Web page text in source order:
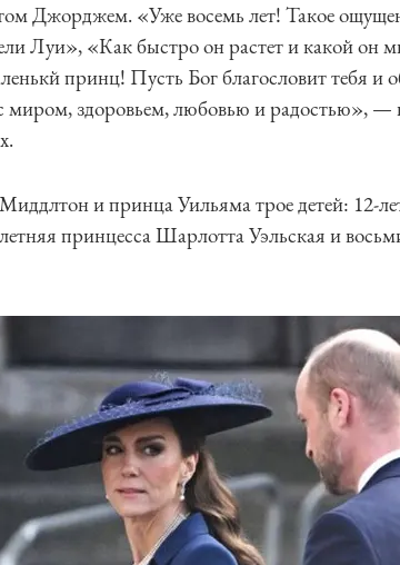
Джорджем. «Уже восемь лет! Такое
Луи», «Как быстро он растет и какой он
принц! Пусть Бог благословит тебя и
миром, здоровьем, любовью и радостью», —
и принца Уильяма трое детей: 12-
принцесса Шарлотта Уэльская и